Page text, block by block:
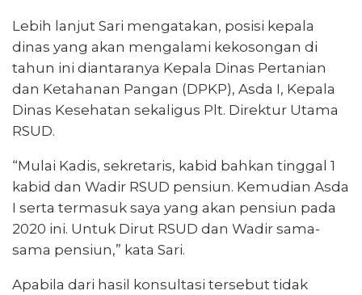
Lebih lanjut Sari mengatakan, posisi kepala
dinas yang akan mengalami kekosongan di
tahun ini diantaranya Kepala Dinas Pertanian
dan Ketahanan Pangan (DPKP), Asda I, Kepala
Dinas Kesehatan sekaligus Plt. Direktur Utama
RSUD.
“Mulai Kadis, sekretaris, kabid bahkan tinggal 1
kabid dan Wadir RSUD pensiun. Kemudian Asda
I serta termasuk saya yang akan pensiun pada
2020 ini. Untuk Dirut RSUD dan Wadir sama-
sama pensiun,” kata Sari.
Apabila dari hasil konsultasi tersebut tidak